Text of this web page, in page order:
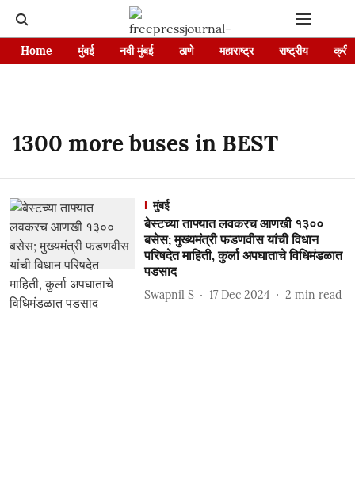
Home मुंबई नवी मुंबई ठाणे महाराष्ट्र राष्ट्रीय
1300 more buses in BEST
मुंबई
बेस्टच्या ताफ्यात लवकरच आणखी १३००
बसेस; मुख्यमंत्री फडणवीस यांची विधान
परिषदेत माहिती, कुर्ला अपघाताचे विधिमंडळात
पडसाद
Swapnil S 17 Dec 2024 2 min read